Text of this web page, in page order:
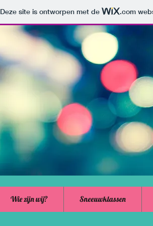
Deze site is ontworpen met de .com
Wie zijn wij? Sneeuwklassen